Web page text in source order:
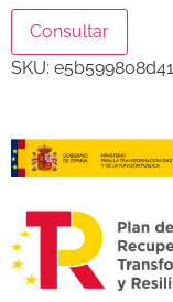
Consultar
SKU: e5b599808d41